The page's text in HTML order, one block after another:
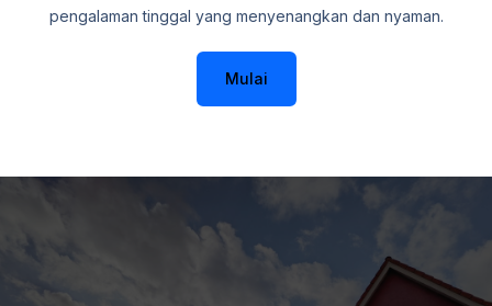
pengalaman tinggal yang menyenangkan dan nyaman.
Mulai